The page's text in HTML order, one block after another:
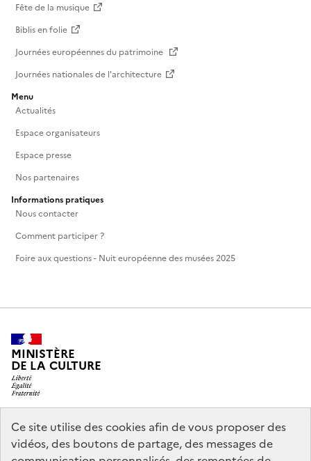
Ce site utilise des cookies afin de vous proposer des
vidéos, des boutons de partage, des messages de
Fête de la musique
Biblis en folie
Journées européennes du patrimoine
Journées nationales de l'architecture
Menu
Actualités
Espace organisateurs
Espace presse
Nos partenaires
Informations pratiques
Nous contacter
Comment participer ?
Foire aux questions - Nuit européenne des musées 2025
MINISTÈRE
DE LA CULTURE
legifrance.gouv.fr info.gouv.fr